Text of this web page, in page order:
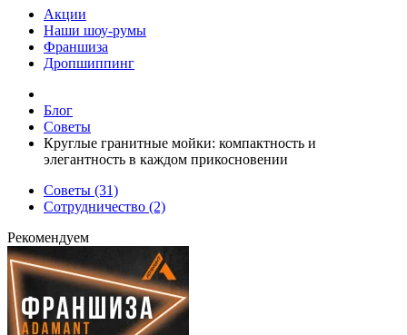
Акции
Наши шоу-румы
Франшиза
Дропшиппинг
Блог
Советы
Круглые гранитные мойки: компактность и
элегантность в каждом прикосновении
Советы (31)
Сотрудничество (2)
Рекомендуем